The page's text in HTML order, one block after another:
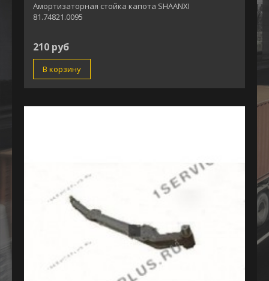
Амортизаторная стойка капота SHAANXI
81.74821.0095
210 руб
В корзину